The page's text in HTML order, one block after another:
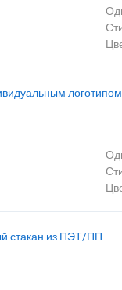
стакан из ПЭТ/ПП